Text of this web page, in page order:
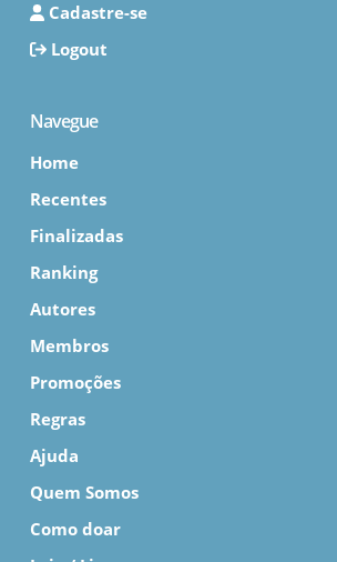
Cadastre-se
Logout
Navegue
Home
Recentes
Finalizadas
Ranking
Autores
Membros
Promoções
Regras
Ajuda
Quem Somos
Como doar